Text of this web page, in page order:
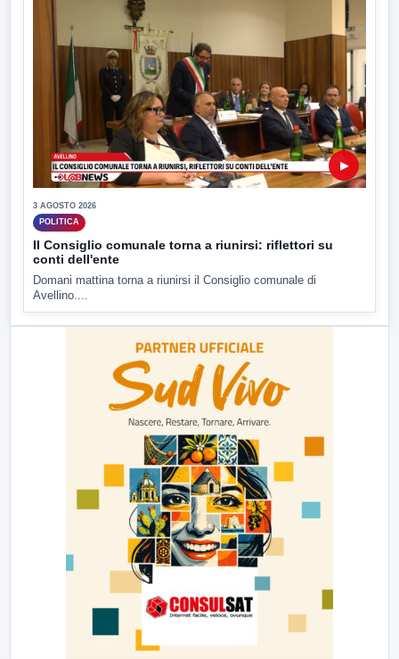
▶
3 AGOSTO 2026
POLITICA
Il Consiglio comunale torna a riunirsi: riflettori su
conti dell'ente
Domani mattina torna a riunirsi il Consiglio comunale di
Avellino....